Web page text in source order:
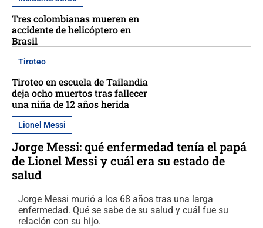
Tres colombianas mueren en
accidente de helicóptero en
Brasil
Tiroteo
Tiroteo en escuela de Tailandia
deja ocho muertos tras fallecer
una niña de 12 años herida
Lionel Messi
Jorge Messi: qué enfermedad tenía el papá
de Lionel Messi y cuál era su estado de
salud
Jorge Messi murió a los 68 años tras una larga
enfermedad. Qué se sabe de su salud y cuál fue su
relación con su hijo.